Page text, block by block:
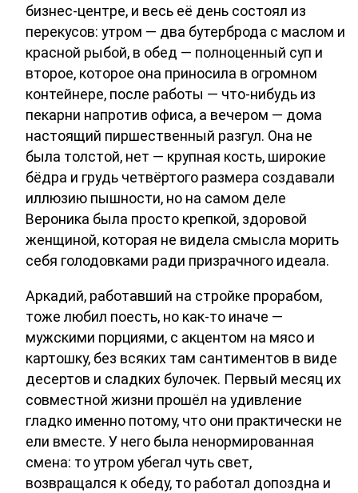
бизнес-центре, и весь её день состоял из
перекусов: утром — два бутерброда с маслом и
красной рыбой, в обед — полноценный суп и
второе, которое она приносила в огромном
контейнере, после работы — что-нибудь из
пекарни напротив офиса, а вечером — дома
настоящий пиршественный разгул. Она не
была толстой, нет — крупная кость, широкие
бёдра и грудь четвёртого размера создавали
иллюзию пышности, но на самом деле
Вероника была просто крепкой, здоровой
женщиной, которая не видела смысла морить
себя голодовками ради призрачного идеала.
Аркадий, работавший на стройке прорабом,
тоже любил поесть, но как-то иначе —
мужскими порциями, с акцентом на мясо и
картошку, без всяких там сантиментов в виде
десертов и сладких булочек. Первый месяц их
совместной жизни прошёл на удивление
гладко именно потому, что они практически не
ели вместе. У него была ненормированная
смена: то утром убегал чуть свет,
возвращался к обеду, то работал допоздна и